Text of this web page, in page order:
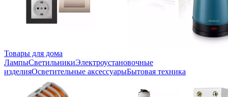
Товары для дома
ЛампыСветильникиЭлектроустановочные
изделияОсветительные аксессуарыБытовая техника